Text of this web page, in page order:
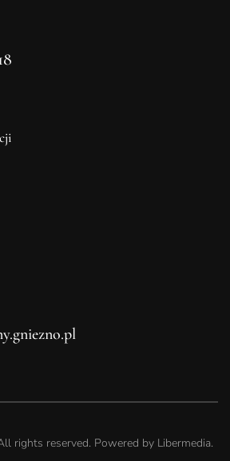
rights reserved. Powered by Libermedia.